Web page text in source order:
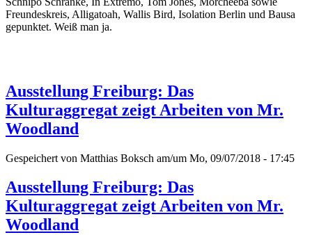
Freundeskreis, Alligatoah, Wallis Bird, Isolation Berlin und Bausa
gepunktet. Weiß man ja.
Ausstellung Freiburg: Das
Kulturaggregat zeigt Arbeiten von Mr.
Woodland
Gespeichert von Matthias Boksch am/um Mo, 09/07/2018 - 17:45
Ausstellung Freiburg: Das
Kulturaggregat zeigt Arbeiten von Mr.
Woodland